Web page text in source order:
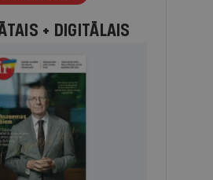
+ DIGITĀLAIS